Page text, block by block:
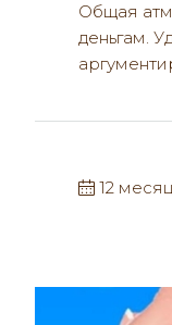
Общая
деньгам.
12